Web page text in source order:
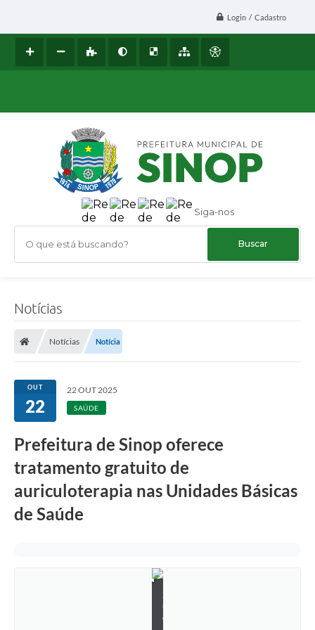
Login / Cadastro
Siga-nos
O que está buscando?
Notícias
Notícias Notícia
OUT
22
22 OUT 2025
SAÚDE
Prefeitura de Sinop oferece
tratamento gratuito de
auriculoterapia nas Unidades Básicas
de Saúde
S
u
e